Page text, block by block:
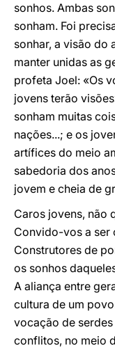
sonhos. Ambas
sonham. Foi
sonhar, a visão do
manter unidas as
profeta Joel: «Os
jovens terão
sonham muitas
nações...; e os
artífices do meio
sabedoria dos
jovem e cheia de
Caros jovens, não
Convido-vos a ser
Construtores de
os sonhos
A aliança entre
cultura de um
vocação de
conflitos, no meio